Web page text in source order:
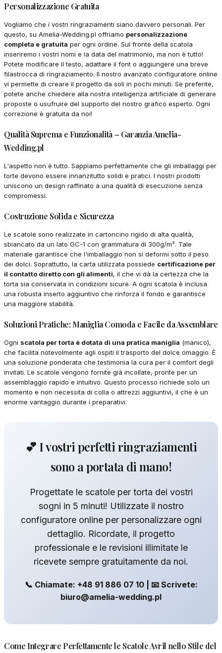
Personalizzazione Gratuita
Vogliamo che i vostri ringraziamenti siano davvero personali. Per
questo, su Amelia-Wedding.pl offriamo personalizzazione
completa e gratuita per ogni ordine. Sul fronte della scatola
inseriremo i vostri nomi e la data del matrimonio, ma non è tutto!
Potete modificare il testo, adattare il font o aggiungere una breve
filastrocca di ringraziamento. Il nostro avanzato configuratore online
vi permette di creare il progetto da soli in pochi minuti. Se preferite,
potete anche chiedere alla nostra intelligenza artificiale di generare
proposte o usufruire del supporto del nostro grafico esperto. Ogni
correzione è gratuita da noi!
Qualità Suprema e Funzionalità – Garanzia Amelia-
Wedding.pl
L'aspetto non è tutto. Sappiamo perfettamente che gli imballaggi per
torte devono essere innanzitutto solidi e pratici. I nostri prodotti
uniscono un design raffinato a una qualità di esecuzione senza
compromessi.
Costruzione Solida e Sicurezza
Le scatole sono realizzate in cartoncino rigido di alta qualità,
sbiancato da un lato GC-1 con grammatura di 300g/m². Tale
materiale garantisce che l'imballaggio non si deformi sotto il peso
dei dolci. Soprattutto, la carta utilizzata possiede certificazione per
il contatto diretto con gli alimenti, il che vi dà la certezza che la
torta sia conservata in condizioni sicure. A ogni scatola è inclusa
una robusta inserto aggiuntivo che rinforza il fondo e garantisce
una maggiore stabilità.
Soluzioni Pratiche: Maniglia Comoda e Facile da Assemblare
Ogni scatola per torta è dotata di una pratica maniglia (manico),
che facilita notevolmente agli ospiti il trasporto del dolce omaggio. È
una soluzione ponderata che testimonia la cura per il comfort degli
invitati. Le scatole vengono fornite già incollate, pronte per un
assemblaggio rapido e intuitivo. Questo processo richiede solo un
momento e non necessita di colla o attrezzi aggiuntivi, il che è un
enorme vantaggio durante i preparativi.
💕 I vostri perfetti ringraziamenti
sono a portata di mano!
Progettate le scatole per torta dei vostri
sogni in 5 minuti! Utilizzate il nostro
configuratore online per personalizzare ogni
dettaglio. Ricordate, il progetto
professionale e le revisioni illimitate le
ricevete sempre gratuitamente da noi.
📞 Chiamate: +48 91 886 07 10 | 📧 Scrivete:
biuro@amelia-wedding.pl
Come Integrare Perfettamente le Scatole Avril nello Stile del